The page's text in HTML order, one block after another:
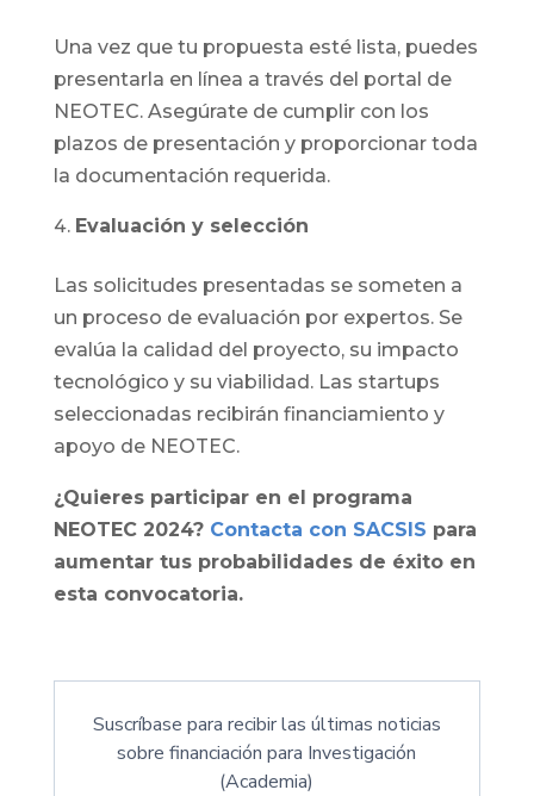
Una vez que tu propuesta esté lista, puedes
presentarla en línea a través del portal de
NEOTEC. Asegúrate de cumplir con los
plazos de presentación y proporcionar toda
la documentación requerida.
Evaluación y selección
Las solicitudes presentadas se someten a
un proceso de evaluación por expertos. Se
evalúa la calidad del proyecto, su impacto
tecnológico y su viabilidad. Las startups
seleccionadas recibirán financiamiento y
apoyo de NEOTEC.
¿Quieres participar en el programa
NEOTEC 2024? Contacta con SACSIS para
aumentar tus probabilidades de éxito en
esta convocatoria.
Suscríbase para recibir las últimas noticias
sobre financiación para Investigación
(Academia)